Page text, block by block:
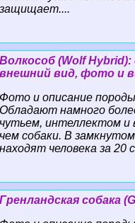
защищает....
Волкособ (Wolf
внешний вид, фото и
Фото и описание
Обладают намного
чутьем, интеллектом и
чем собаки. В
находят человека за 20
Гренландская собака